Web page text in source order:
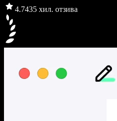
4.7435 хил. отзива